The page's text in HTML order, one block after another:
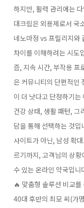
하지만, 활력 관리에는
대크림은 외용제로서 국
네노마정 vs 프릴리지와
차이를 이해하려는 시도
즘, 지속 시간, 부작용 프
은 커뮤니티의 단편적인
이 더 낫다고 단정하기
건강 상태, 생활 패턴, 그
담을 통해 선택하는 것
사이트가 아닌, 남성 확
르기까지, 고객님의 상
수 있는 온라인 약국입니
🔥 맞춤형 솔루션 비교
40대 후반의 최모 씨(가